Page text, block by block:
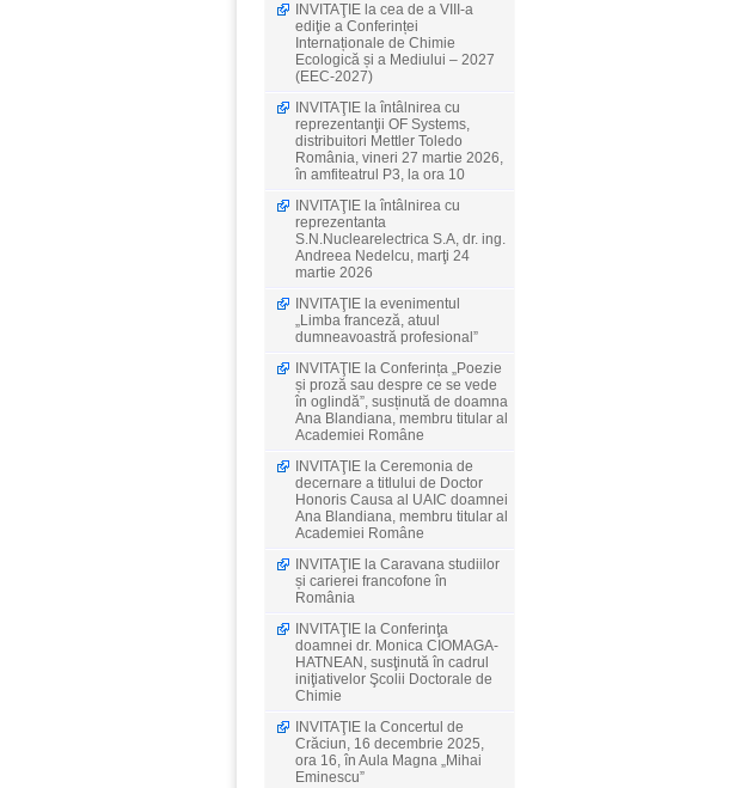
INVITAŢIE la cea de a VIII-a
ediţie a Conferinței
Internaționale de Chimie
Ecologică și a Mediului – 2027
(EEC-2027)
INVITAŢIE la întâlnirea cu
reprezentanţii OF Systems,
distribuitori Mettler Toledo
România, vineri 27 martie 2026,
în amfiteatrul P3, la ora 10
INVITAŢIE la întâlnirea cu
reprezentanta
S.N.Nuclearelectrica S.A, dr. ing.
Andreea Nedelcu, marţi 24
martie 2026
INVITAŢIE la evenimentul
„Limba franceză, atuul
dumneavoastră profesional”
INVITAŢIE la Conferința „Poezie
și proză sau despre ce se vede
în oglindă”, susținută de doamna
Ana Blandiana, membru titular al
Academiei Române
INVITAŢIE la Ceremonia de
decernare a titlului de Doctor
Honoris Causa al UAIC doamnei
Ana Blandiana, membru titular al
Academiei Române
INVITAŢIE la Caravana studiilor
și carierei francofone în
România
INVITAŢIE la Conferinţa
doamnei dr. Monica CIOMAGA-
HATNEAN, susţinută în cadrul
iniţiativelor Şcolii Doctorale de
Chimie
INVITAŢIE la Concertul de
Crăciun, 16 decembrie 2025,
ora 16, în Aula Magna „Mihai
Eminescu”